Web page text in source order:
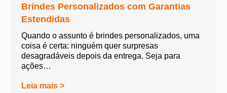
Brindes Personalizados com Garantias
Estendidas
Quando o assunto é brindes personalizados, uma
coisa é certa: ninguém quer surpresas
desagradáveis depois da entrega. Seja para
ações…
Leia mais >